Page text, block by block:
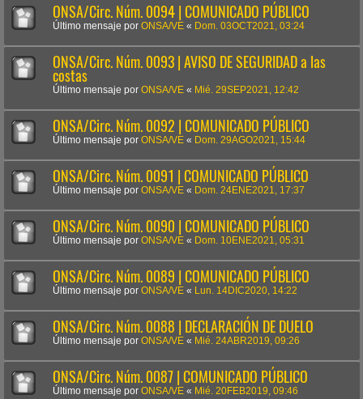
ONSA/Circ. Núm. 0094 | COMUNICADO PÚBLICO
Último mensaje por ONSA/VE « Dom. 03OCT2021, 03:24
ONSA/Circ. Núm. 0093 | AVISO DE SEGURIDAD a las
costas
Último mensaje por ONSA/VE « Mié. 29SEP2021, 12:42
ONSA/Circ. Núm. 0092 | COMUNICADO PÚBLICO
Último mensaje por ONSA/VE « Dom. 29AGO2021, 15:44
ONSA/Circ. Núm. 0091 | COMUNICADO PÚBLICO
Último mensaje por ONSA/VE « Dom. 24ENE2021, 17:37
ONSA/Circ. Núm. 0090 | COMUNICADO PÚBLICO
Último mensaje por ONSA/VE « Dom. 10ENE2021, 05:31
ONSA/Circ. Núm. 0089 | COMUNICADO PÚBLICO
Último mensaje por ONSA/VE « Lun. 14DIC2020, 14:22
ONSA/Circ. Núm. 0088 | DECLARACIÓN DE DUELO
Último mensaje por ONSA/VE « Mié. 24ABR2019, 09:26
ONSA/Circ. Núm. 0087 | COMUNICADO PÚBLICO
Último mensaje por ONSA/VE « Mié. 20FEB2019, 09:46